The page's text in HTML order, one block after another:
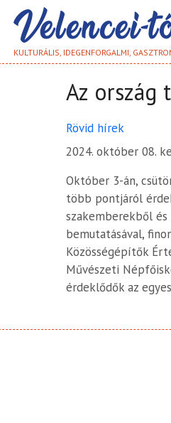
KULTURÁLIS, IDEGENFORGALMI,
Az
Rövid hírek
2024. október 08.
Október 3-án,
több pontjáról
szakemberekből
bemutatásával,
Közösségépítők
Művészeti
érdeklődők az